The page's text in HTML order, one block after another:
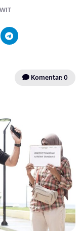
Komentar: 0